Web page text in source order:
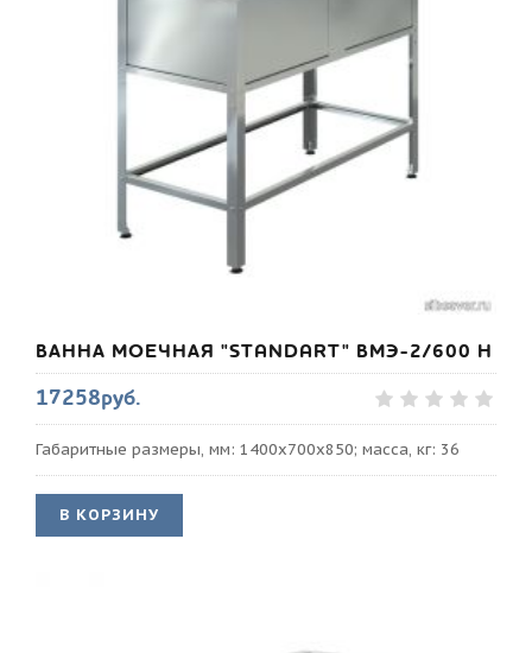
ВАННА МОЕЧНАЯ "STANDART" ВМЭ-2/600 Н
17258руб.
Габаритные размеры, мм: 1400х700х850; масса, кг: 36
В КОРЗИНУ